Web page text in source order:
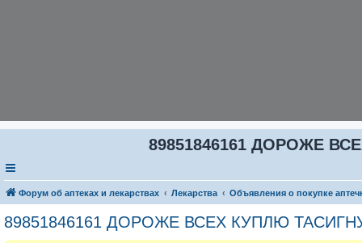
89851846161 ДОРОЖЕ
Форум об аптеках и лекарствах Лекарства Объявления о покупке
89851846161 ДОРОЖЕ ВСЕХ КУПЛЮ